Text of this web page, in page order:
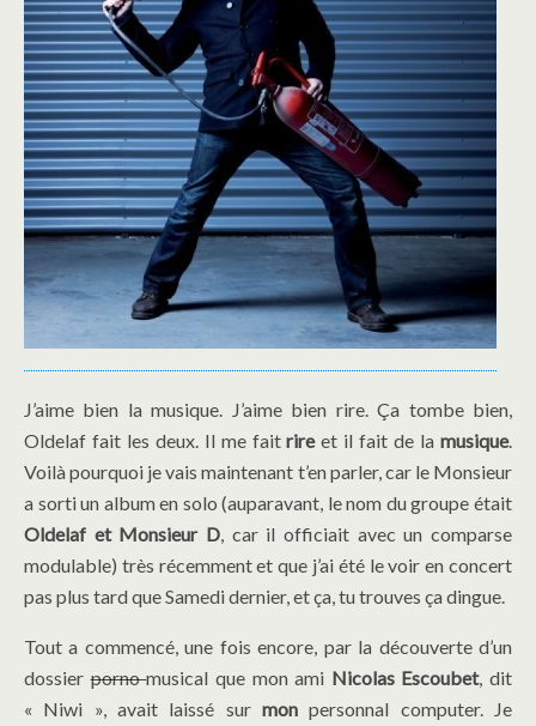
J’aime bien la musique. J’aime bien rire. Ça tombe bien,
Oldelaf fait les deux. Il me faitrireet il fait de lamusique.
Voilà pourquoi je vais maintenant t’en parler, car le Monsieur
a sorti un album en solo (auparavant, le nom du groupe était
Oldelaf et Monsieur D, car il officiait avec un comparse
modulable) très récemment et que j’ai été le voir en concert
pas plus tard que Samedi dernier, et ça, tu trouves ça dingue.
Tout a commencé, une fois encore, par la découverte d’un
dossierpornomusical que mon ami Nicolas Escoubet, dit
« Niwi », avait laissé sur mon personnal computer. Je